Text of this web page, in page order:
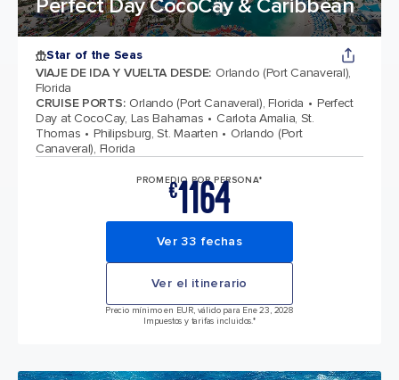
Perfect Day CocoCay & Caribbean
Star of the Seas
VIAJE DE IDA Y VUELTA DESDE: Orlando (Port Canaveral),
Florida
CRUISE PORTS: Orlando (Port Canaveral), Florida
Perfect
Day at CocoCay, Las Bahamas
Carlota Amalia, St.
Thomas
Philipsburg, St. Maarten
Orlando (Port
Canaveral), Florida
PROMEDIO POR PERSONA*
€1164
Ver 33 fechas
Ver el itinerario
Precio mínimo en EUR, válido para Ene 23, 2028
Impuestos y tarifas incluidos.*